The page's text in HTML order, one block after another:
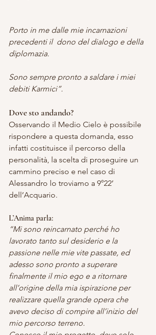
Porto in me dalle mie incarnazioni
precedenti il  dono del dialogo e della
diplomazia.
Sono sempre pronto a saldare i miei
debiti Karmici”.
Dove sto andando?
Osservando il Medio Cielo è possibile
rispondere a questa domanda, esso
infatti costituisce il percorso della
personalità, la scelta di proseguire un
cammino preciso e nel caso di
Alessandro lo troviamo a 9°22’
dell’Acquario.
L’Anima parla:
“Mi sono reincarnato perché ho
lavorato tanto sul desiderio e la
passione nelle mie vite passate, ed
adesso sono pronto a superare
finalmente il mio ego e a ritornare
all’origine della mia ispirazione per
realizzare quella grande opera che
avevo deciso di compire all’inizio del
mio percorso terreno.